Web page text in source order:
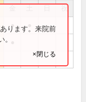
祝
●
ります。来院前
×閉じる